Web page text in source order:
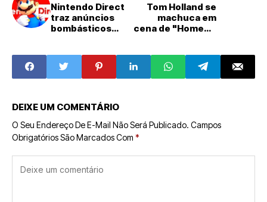
Nintendo Direct
traz anúncios
bombásticos
Tom Holland se
machuca em
cena de "Homem-
DEIXE UM COMENTÁRIO
O Seu Endereço De E-Mail Não Será Publicado. Campos
Obrigatórios São Marcados Com *